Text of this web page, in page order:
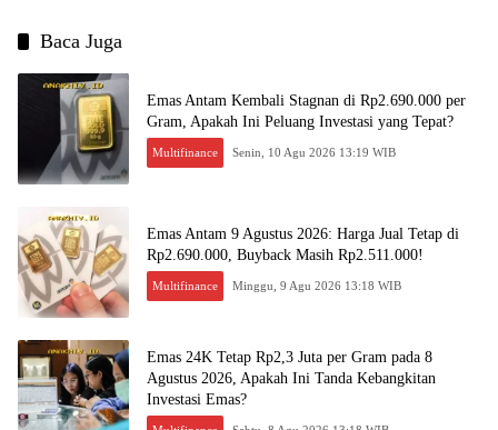
Baca Juga
Emas Antam Kembali Stagnan di Rp2.690.000 per
Gram, Apakah Ini Peluang Investasi yang Tepat?
Multifinance Senin, 10 Agu 2026 13:19 WIB
Emas Antam 9 Agustus 2026: Harga Jual Tetap di
Rp2.690.000, Buyback Masih Rp2.511.000!
Multifinance Minggu, 9 Agu 2026 13:18 WIB
Emas 24K Tetap Rp2,3 Juta per Gram pada 8
Agustus 2026, Apakah Ini Tanda Kebangkitan
Investasi Emas?